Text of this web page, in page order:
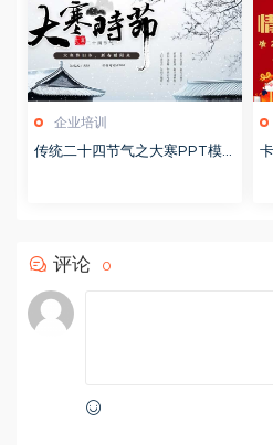
企业培训
传统二十四节气之大寒PPT模
评论 0